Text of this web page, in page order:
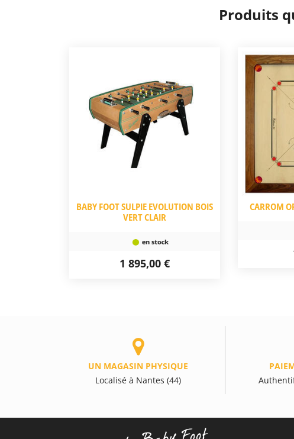
Produits
BABY FOOT SULPIE EVOLUTION BOIS
VERT CLAIR
1 895,00 €
CARROM
UN MAGASIN PHYSIQUE
Localisé à Nantes (44)